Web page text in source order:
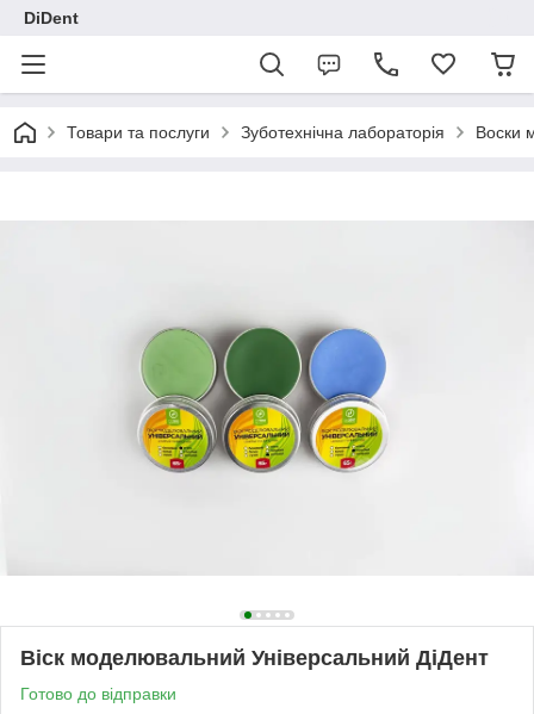
DiDent
Товари та послуги Зуботехнічна лабораторія Воски
Віск моделювальний Універсальний ДіДент
Готово до відправки